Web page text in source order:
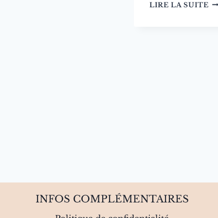
LIRE LA SUITE
INFOS COMPLÉMENTAIRES